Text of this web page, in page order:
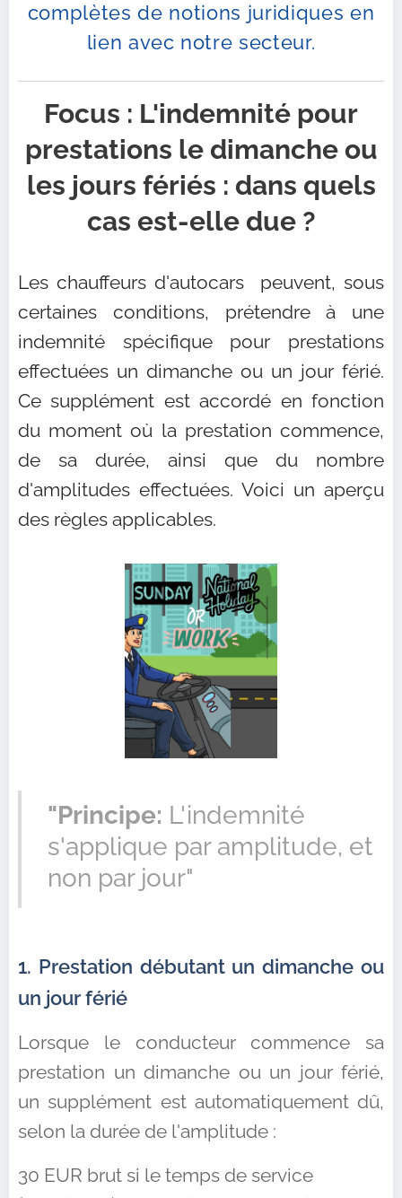
complètes de notions juridiques en
lien avec notre secteur.
Focus : L'indemnité pour
prestations le dimanche ou
les jours fériés : dans quels
cas est-elle due ?
Les chauffeurs d'autocars peuvent, sous
certaines conditions, prétendre à une
indemnité spécifique pour prestations
effectuées un dimanche ou un jour férié.
Ce supplément est accordé en fonction
du moment où la prestation commence,
de sa durée, ainsi que du nombre
d'amplitudes effectuées. Voici un aperçu
des règles applicables.
"Principe: L'indemnité
s'applique par amplitude, et
non par jour"
1. Prestation débutant un dimanche ou
un jour férié
Lorsque le conducteur commence sa
prestation un dimanche ou un jour férié,
un supplément est automatiquement dû,
selon la durée de l'amplitude :
30 EUR brut si le temps de service